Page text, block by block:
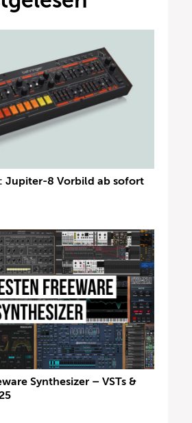
Jupiter-8 Vorbild ab sofort
Synthesizer – VSTs &